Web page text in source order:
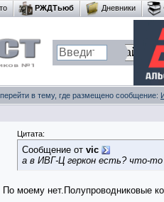
РЖДТьюб Дневники
в тему, где размещено сообщение:
Цитата:
Сообщение от vic
а в ИВГ-Ц геркон есть? что-
По моему нет.Полупроводниковые